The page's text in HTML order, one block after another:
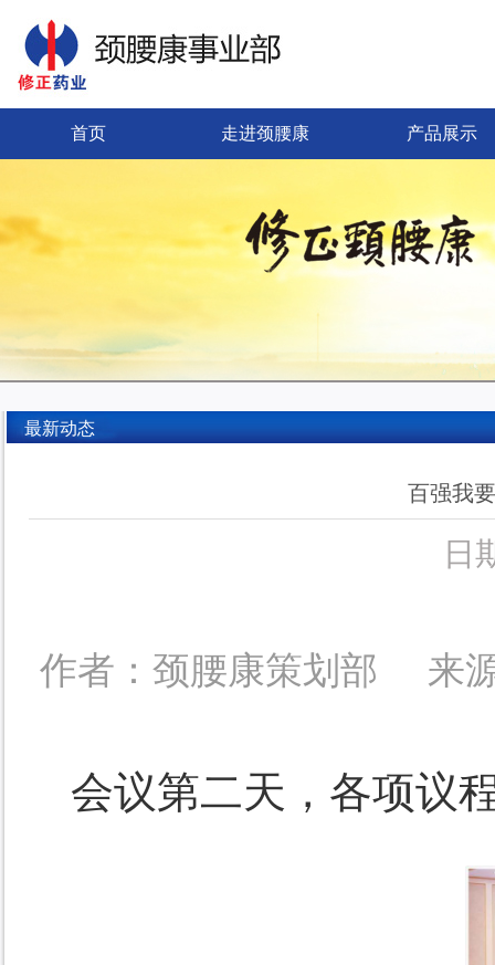
首页 走进颈腰康 产品展示
最新动态
百强我
日
作者：颈腰康策划部 来源
会议第二天，各项议